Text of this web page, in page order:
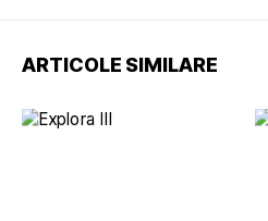
ARTICOLE SIMILARE